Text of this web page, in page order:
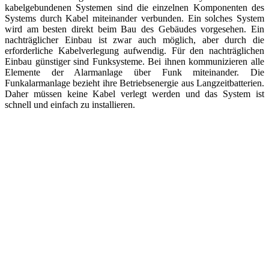
kabelgebundenen Systemen sind die einzelnen Komponenten des
Systems durch Kabel miteinander verbunden. Ein solches System
wird am besten direkt beim Bau des Gebäudes vorgesehen. Ein
nachträglicher Einbau ist zwar auch möglich, aber durch die
erforderliche Kabelverlegung aufwendig. Für den nachträglichen
Einbau günstiger sind Funksysteme. Bei ihnen kommunizieren alle
Elemente der Alarmanlage über Funk miteinander. Die
Funkalarmanlage bezieht ihre Betriebsenergie aus Langzeitbatterien.
Daher müssen keine Kabel verlegt werden und das System ist
schnell und einfach zu installieren.